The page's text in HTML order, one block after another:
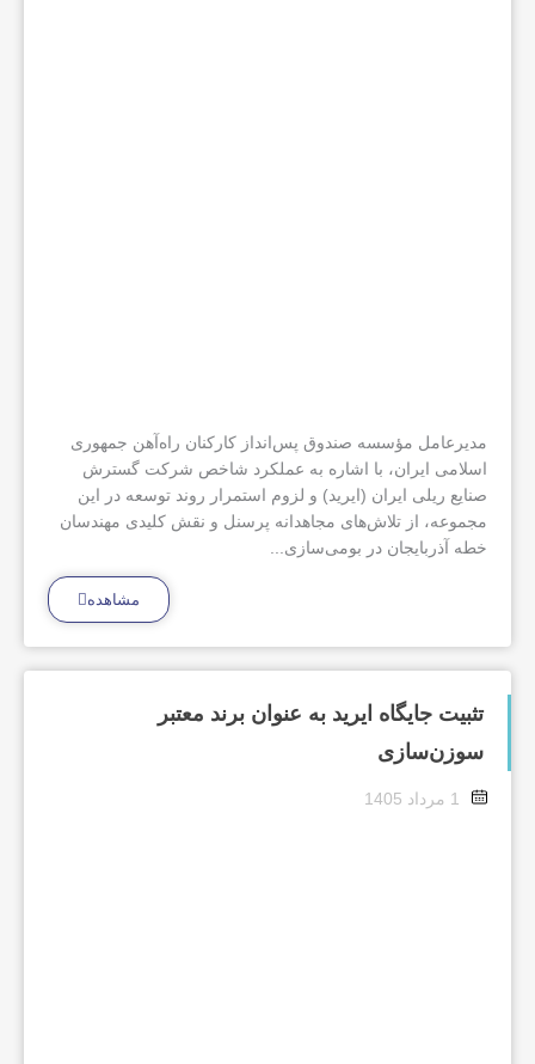
مدیرعامل مؤسسه صندوق پس‌انداز کارکنان راه‌آهن جمهوری
اسلامی ایران، با اشاره به عملکرد شاخص شرکت گسترش
صنایع ریلی ایران (ایرید) و لزوم استمرار روند توسعه در این
مجموعه، از تلاش‌های مجاهدانه پرسنل و نقش کلیدی مهندسان
خطه آذربایجان در بومی‌سازی...
مشاهده
تثبیت جایگاه ایرید به عنوان برند معتبر
سوزن‌سازی
1 مرداد 1405